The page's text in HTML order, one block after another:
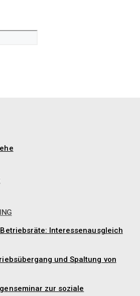
Interessenausgleich
und Spaltung von
zur soziale